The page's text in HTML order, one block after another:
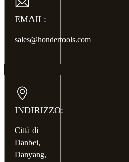
EMAIL:
sales@hondertools.com
INDIRIZZO:
Città di
Danbei,
Danyang,